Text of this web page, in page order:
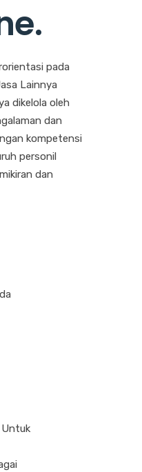
.
pada
Lainnya
dikelola oleh
dan
kompetensi
personil
dan
Untuk